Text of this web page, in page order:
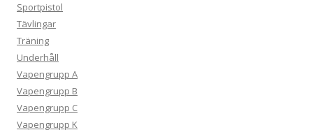
Sportpistol
Tävlingar
Träning
Underhåll
Vapengrupp A
Vapengrupp B
Vapengrupp C
Vapengrupp K